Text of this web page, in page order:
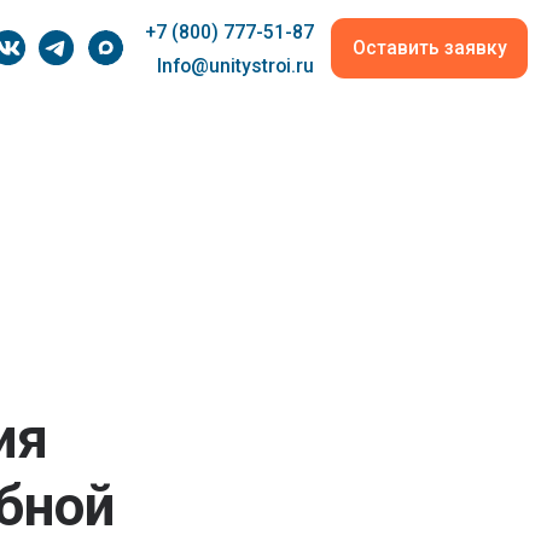
Оставить заявку
Info@unitystroi.ru
+7 (800) 777-51-87